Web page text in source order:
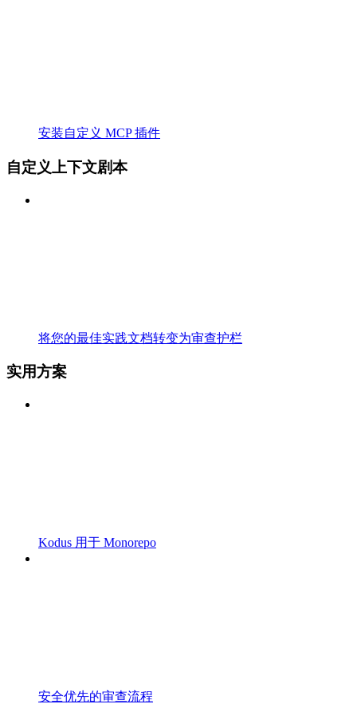
安装自定义 MCP 插件
自定义上下文剧本
将您的最佳实践文档转变为审查护栏
实用方案
Kodus 用于 Monorepo
安全优先的审查流程